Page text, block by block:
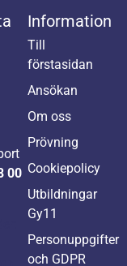
00
Information
Till
förstasidan
Ansökan
Om oss
Prövning
Cookiepolicy
Utbildningar
Gy11
Personuppgifter
och GDPR